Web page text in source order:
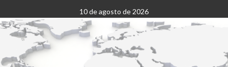
al
contenido
10 de agosto de 2026